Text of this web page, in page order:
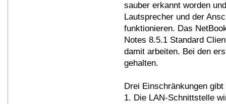
sauber erkannt worden
Lautsprecher und der
funktionieren. Das
Notes 8.5.1 Standard
damit arbeiten. Bei den
gehalten.
Drei Einschränkungen gibt
1. Die LAN-Schnittstelle